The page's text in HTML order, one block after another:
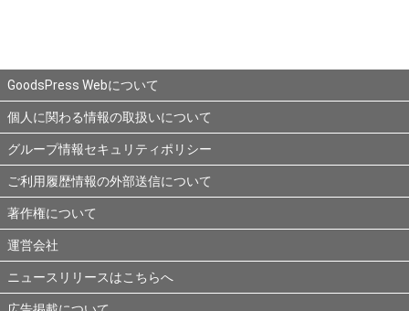
GoodsPress Webについて
個人に関わる情報の取扱いについて
グループ情報セキュリティポリシー
ご利用履歴情報の外部送信について
著作権について
運営会社
ニュースリリースはこちらへ